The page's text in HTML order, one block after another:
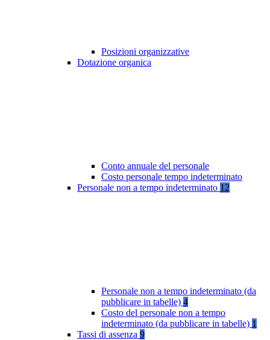
Posizioni organizzative
Dotazione organica
Conto annuale del personale
Costo personale tempo indeterminato
Personale non a tempo indeterminato 12
Personale non a tempo indeterminato (da
pubblicare in tabelle) 4
Costo del personale non a tempo
indeterminato (da pubblicare in tabelle) 1
Tassi di assenza 9